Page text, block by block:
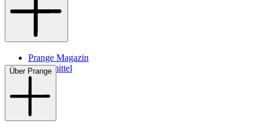
Prange Magazin
Pflegemittel
Über Prange